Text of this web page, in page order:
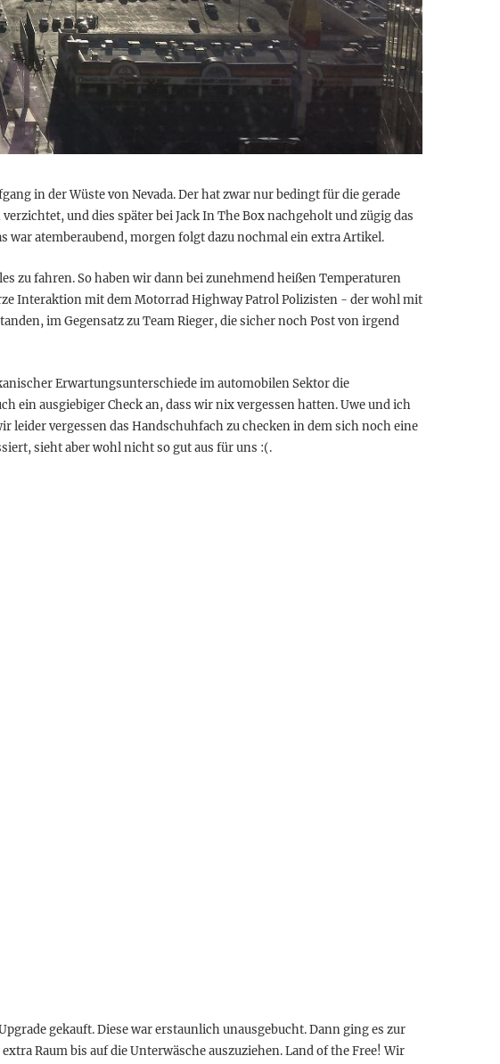
in der Wüste von Nevada. Der hat zwar nur bedingt für die gerade
und dies später bei Jack In The Box nachgeholt und zügig das
war atemberaubend, morgen folgt dazu nochmal ein extra Artikel.
zu fahren. So haben wir dann bei zunehmend heißen Temperaturen
Interaktion mit dem Motorrad Highway Patrol Polizisten - der wohl mit
im Gegensatz zu Team Rieger, die sicher noch Post von irgend
Erwartungsunterschiede im automobilen Sektor die
ein ausgiebiger Check an, dass wir nix vergessen hatten. Uwe und ich
vergessen das Handschuhfach zu checken in dem sich noch eine
sieht aber wohl nicht so gut aus für uns :(.
gekauft. Diese war erstaunlich unausgebucht. Dann ging es zur
Raum bis auf die Unterwäsche auszuziehen. Land of the Free! Wir